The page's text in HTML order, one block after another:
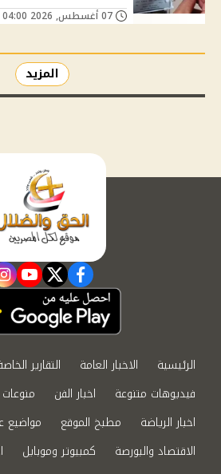
المزيد
facebook
twitter
الرئيسية الاخبار العامة التقارير
فيديوهات متنوعة
اخبار الفن
اخبار الرياضة
مطبخ الموقع
مواضيع
الاقتصاد والبورصة
كمبيوتر وموبايل